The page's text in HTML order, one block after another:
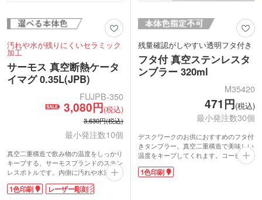
汚れや水が残りにくいセラミック
加工
サーモス 真空断熱ケータ
イマグ 0.35L(JPB)
FUJPB-350
3,080円(税込)
3,630円(税込)
最小発注数10個
真空二重構造で飲み物の温度をしっかり
キープする、サーモスブランドのステン
レスボトルです。内側に汚れや水滴が残
りにくいセラミック加工を採用し、丸ご
と食洗機対応なのでお手入れ簡単。小さ
1色印刷 レーザー彫刻
残量確認がしやすい透明フタ付き
フタ付 真空ステンレスタ
ンブラー 320ml
M35420
471円(税込)
最小発注数30個
デスクワークのお供におすすめのフタ付
きタンブラー。真空二重構造で美味しい
温度をキープしてくれます。コーヒーや
紅茶を1杯飲むのに最適な320mlサイズ。
フタはスライド式でほこり避けに。透明
1色印刷